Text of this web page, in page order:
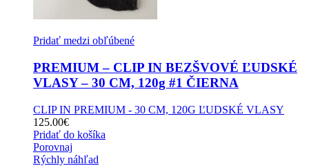
Pridať medzi obľúbené
PREMIUM – CLIP IN BEZŠVOVÉ ĽUDSKÉ
VLASY – 30 CM, 120g #1 ČIERNA
CLIP IN PREMIUM - 30 CM, 120G ĽUDSKÉ VLASY
125.00€
Pridať do košíka
Porovnaj
Rýchly náhľad